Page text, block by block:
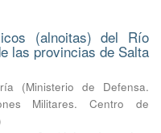
(alnoitas) del Río
las provincias de Salta
(Ministerio de Defensa.
Militares. Centro de